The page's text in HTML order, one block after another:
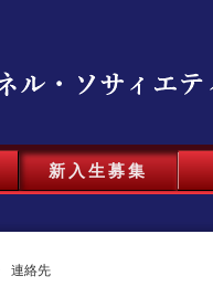
新入生募集
連絡先